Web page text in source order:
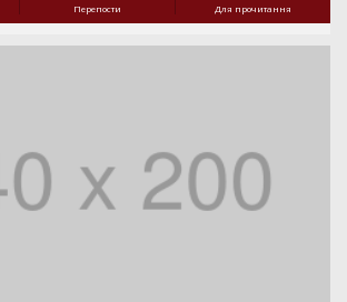
Перепости Для прочитання